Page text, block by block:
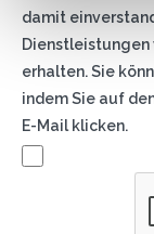
damit
Dienstleistungen
erhalten. Sie
indem Sie auf
E-Mail klicken.